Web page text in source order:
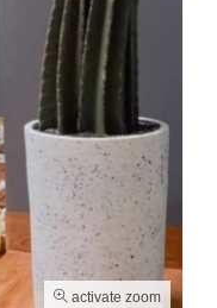
activate zoom